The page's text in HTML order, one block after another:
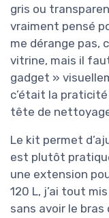
gris ou
vraiment pensé
me dérange pas,
vitrine, mais il
gadget »
c’était la
tête de
Le kit permet
est plutôt
une extension
120 L, j’ai tout
sans avoir le bras